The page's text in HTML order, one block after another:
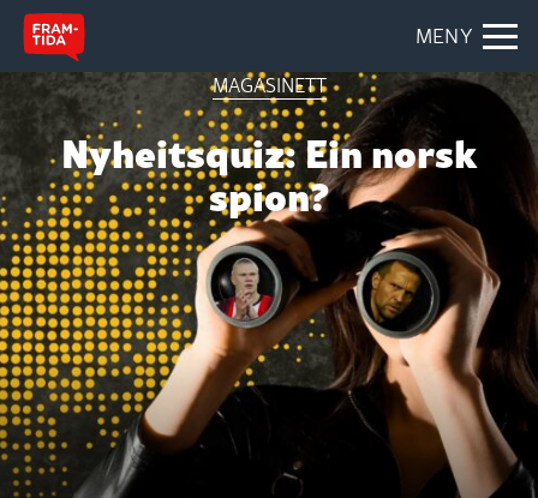
MENY
MAGASINETT
Nyheitsquiz: Ein norsk
spion?